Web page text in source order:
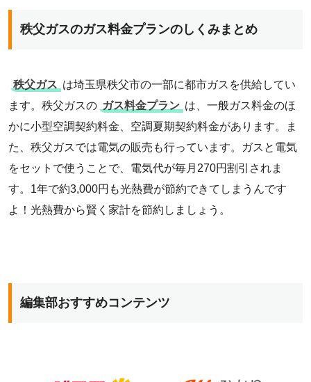
秩父ガスのガス料金プランのしくみまとめ
秩父ガス は埼玉県秩父市の一部に都市ガスを供給してい
ます。秩父ガスの ガス料金プラン は、一般ガス料金のほ
かに小型空調契約料金、空調夏期契約料金があります。ま
た、秩父ガスでは電気の販売も行っています。ガスと電気
をセットで使うことで、電気代が毎月270円割引されま
す。1年で約3,000円も光熱費が節約できてしまうんです
よ！光熱費から賢く家計を節約しましょう。
編集部おすすめコンテンツ